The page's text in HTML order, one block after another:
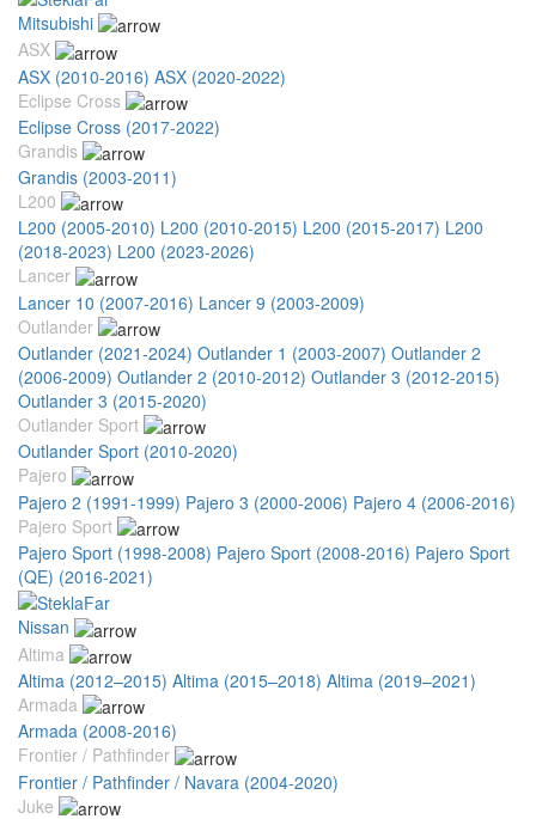
Mitsubishi
ASX
ASX (2010-2016) ASX (2020-2022)
Eclipse Cross
Eclipse Cross (2017-2022)
Grandis
Grandis (2003-2011)
L200
L200 (2005-2010) L200 (2010-2015) L200 (2015-2017) L200
(2018-2023) L200 (2023-2026)
Lancer
Lancer 10 (2007-2016) Lancer 9 (2003-2009)
Outlander
Outlander (2021-2024) Outlander 1 (2003-2007) Outlander 2
(2006-2009) Outlander 2 (2010-2012) Outlander 3 (2012-2015)
Outlander 3 (2015-2020)
Outlander Sport
Outlander Sport (2010-2020)
Pajero
Pajero 2 (1991-1999) Pajero 3 (2000-2006) Pajero 4 (2006-2016)
Pajero Sport
Pajero Sport (1998-2008) Pajero Sport (2008-2016) Pajero Sport
(QE) (2016-2021)
Nissan
Altima
Altima (2012–2015) Altima (2015–2018) Altima (2019–2021)
Armada
Armada (2008-2016)
Frontier / Pathfinder
Frontier / Pathfinder / Navara (2004-2020)
Juke